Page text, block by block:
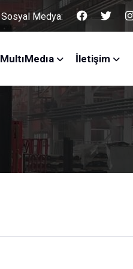
Sosyal Medya:
MultıMedıa İletişim